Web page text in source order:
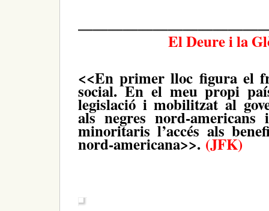
El Deure i la
<<En primer lloc figura el
social. En el meu propi
legislació i mobilitzat al
als negres nord-
minoritaris l’accés als
nord-americana>>. (JFK)